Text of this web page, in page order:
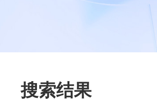
搜索结果